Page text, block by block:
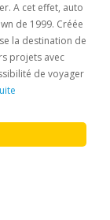
A cet effet, auto
de 1999. Créée
la destination de
projets avec
de voyager